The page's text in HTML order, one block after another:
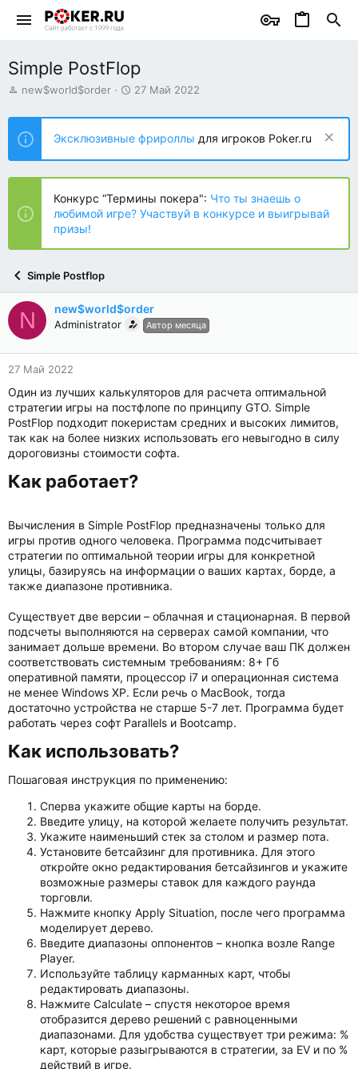
Simple PostFlop
А
т
о
р
т
е
ы
new$world$order
Д
т
н
а
ч
л
а
27 Май 2022
Эксклюзивные фрироллы для игроков Poker.ru
Конкурс “Термины покера": Что ты знаешь о
любимой игре? Участвуй в конкурсе и выигрывай
призы!
Simple Postflop
N new$world$order
Administrator Автор месяца
27 Май 2022
Один из лучших калькуляторов для расчета оптимальной
стратегии игры на постфлопе по принципу GTO. Simple
PostFlop подходит покеристам средних и высоких лимитов,
так как на более низких использовать его невыгодно в силу
дороговизны стоимости софта.
Как работает?​
Вычисления в Simple PostFlop предназначены только для
игры против одного человека. Программа подсчитывает
стратегии по оптимальной теории игры для конкретной
улицы, базируясь на информации о ваших картах, борде, а
также диапазоне противника.
Существует две версии – облачная и стационарная. В первой
подсчеты выполняются на серверах самой компании, что
занимает дольше времени. Во втором случае ваш ПК должен
соответствовать системным требованиям: 8+ Гб
оперативной памяти, процессор i7 и операционная система
не менее Windows XP. Если речь о MacBook, тогда
достаточно устройства не старше 5-7 лет. Программа будет
работать через софт Parallels и Bootcamp.
Как использовать?​
Пошаговая инструкция по применению:
Сперва укажите общие карты на борде.
Введите улицу, на которой желаете получить результат.
Укажите наименьший стек за столом и размер пота.
Установите бетсайзинг для противника. Для этого
откройте окно редактирования бетсайзингов и укажите
возможные размеры ставок для каждого раунда
торговли.
Нажмите кнопку Apply Situation, после чего программа
моделирует дерево.
Введите диапазоны оппонентов – кнопка возле Range
Player.
Используйте таблицу карманных карт, чтобы
редактировать диапазоны.
Нажмите Calculate – спустя некоторое время
отобразится дерево решений с равноценными
диапазонами. Для удобства существует три режима: %
карт, которые разыгрываются в стратегии, за EV и по %
действий в игре.